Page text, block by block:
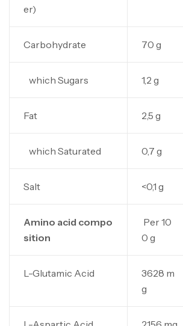
er)
Carbohydrate 70 g
which Sugars 1,2 g
Fat 2,5 g
which Saturated 0,7 g
Salt <0,1 g
Amino acid compo
sition
Per 10
0 g
L-Glutamic Acid
3628 m
g